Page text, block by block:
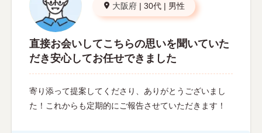
大阪府 | 30代 | 男性
直接お会いしてこちらの思いを聞いていた
だき安心してお任せできました
寄り添って提案してくださり、ありがとうございまし
た！これからも定期的にご報告させていただきます！